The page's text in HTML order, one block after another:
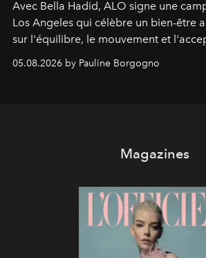
Avec Bella Hadid, ALO signe une
Los Angeles qui célèbre un bien-être
sur l'équilibre, le mouvement et
05.08.2026 by Pauline Borgogno
Magazines